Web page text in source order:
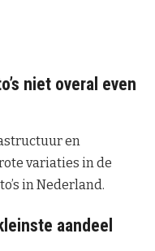
niet overal even
en
variaties in de
in Nederland.
aandeel